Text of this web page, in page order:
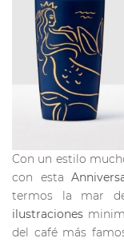
Con un estilo
con esta
termos la mar
ilustraciones
del café más